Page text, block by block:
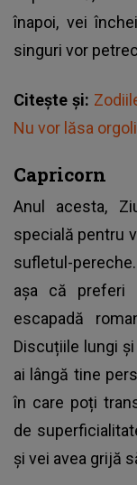
înapoi, vei
singuri vor
Citește și:
Nu vor lăsa
Capricorn
Anul acesta,
specială pentru
sufletul-
așa că
escapadă
Discuțiile lungi
ai lângă tine
în care poți
de
și vei avea grijă